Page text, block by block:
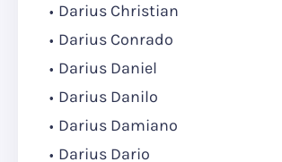
Darius Christian
Darius Conrado
Darius Daniel
Darius Danilo
Darius Damiano
Darius Dario